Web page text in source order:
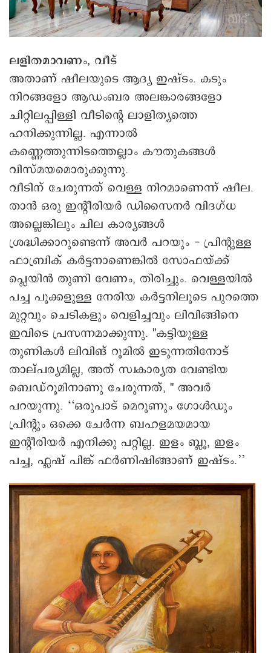
ലളിതമാവണം, വീട്
അതാണ് ഷീലയുടെ ആദ്യ ഇഷ്‌ടം. കടും
നിറങ്ങളോ ആഡംബര അലങ്കാരങ്ങളോ
ചിറ്റിലപ്പിള്ളി വീടിന്റെ ലാളിത്യത്തെ
ഹനിക്കുന്നില്ല. എന്നാൽ
കണ്ണെത്തുന്നിടത്തെല്ലാം കൗതുകങ്ങൾ
വിസ്മയമൊരുക്കുന്നു.
വീടിന് ചേരുന്നത് വെള്ള നിറമാണെന്ന് ഷീല.
താൻ ഒരു ഇന്റീരിയർ ഡിസൈനർ വിദഗ്ധ
അല്ലെങ്കിലും ചില കാര്യങ്ങൾ
ശ്രദ്ധിക്കാറുണ്ടെന്ന് അവർ പറയും - പ്രിന്റുള്ള
ഫാബ്രിക് കർട്ടനാണെങ്കിൽ സോഫയ്ക്ക്
പ്ലെയിൻ തുണി വേണം, തിരിച്ചും. വെള്ളയിൽ
പച്ച പൂക്കളുള്ള നേരിയ കർട്ടനിലൂടെ പുറത്തെ
മുറ്റവും ചെടികളും വെളിച്ചവും ലിവിങ്ങിനെ
ഇവിടെ പ്രസന്നമാക്കുന്നു. "കട്ടിയുള്ള
തുണികൾ ലിവിങ് റൂമിൽ ഇടുന്നതിനോട്
താല്പര്യമില്ല, അത് സ്വകാര്യത വേണ്ടിയ
ബെഡ്റൂമിനാണു ചേരുന്നത്, " അവർ
പറയുന്നു. ‘‘ഒരുപാട് മെറൂണും ഗോൾഡും
പ്രിന്റും ഒക്കെ ചേർന്ന ബഹളമയമായ
ഇന്റീരിയർ എനിക്കു പറ്റില്ല. ഇളം ബ്ലൂ, ഇളം
പച്ച, ഫ്ലഷ് പിങ്ക് ഫർണിഷിങ്ങാണ് ഇഷ്ടം.’’